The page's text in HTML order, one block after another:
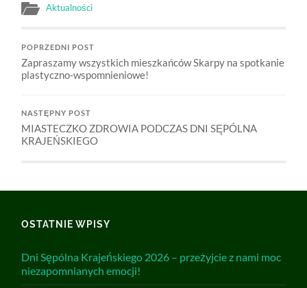
Aktualności
POPRZEDNI POST
Zapraszamy wszystkich mieszkańców Skarpy na spotkanie
plastyczno-wspomnieniowe!
NASTĘPNY POST
MIASTECZKO ZDROWIA PODCZAS DNI SĘPÓLNA
KRAJEŃSKIEGO
OSTATNIE WPISY
Dni Sępólna Krajeńskiego 2026 – przeżyjcie z nami moc
niezapomnianych emocji!